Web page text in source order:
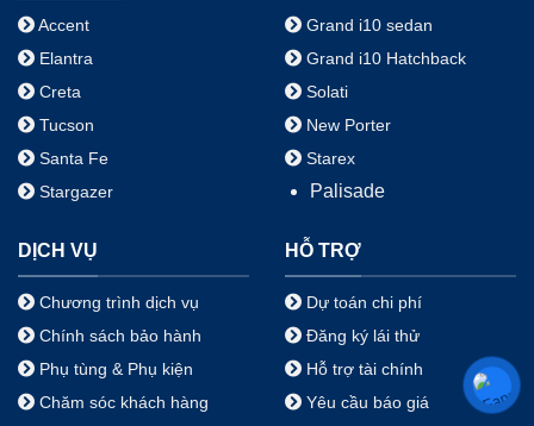
Accent
Elantra
Creta
Tucson
Santa Fe
Stargazer
Grand i10 sedan
Grand i10 Hatchback
Solati
New Porter
Starex
Palisade
DỊCH VỤ
Chương trình dịch vụ
Chính sách bảo hành
Phụ tùng & Phụ kiện
Chăm sóc khách hàng
HỖ TRỢ
Dự toán chi phí
Đăng ký lái thử
Hỗ trợ tài chính
Yêu cầu báo giá